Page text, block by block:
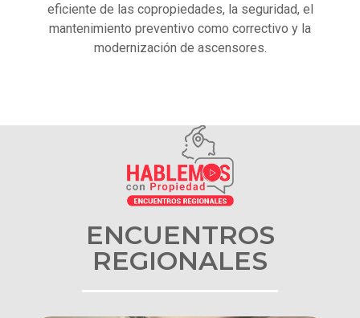
eficiente de las copropiedades, la seguridad, el
mantenimiento preventivo como correctivo y la
modernización de ascensores.
ENCUENTROS
REGIONALES